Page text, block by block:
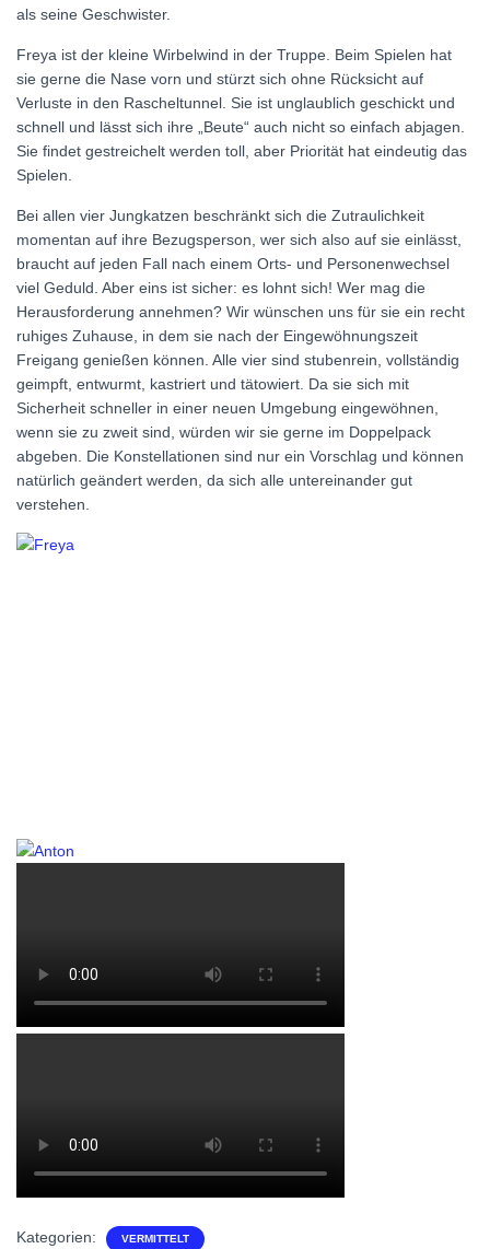
als seine Geschwister.
Freya ist der kleine Wirbelwind in der Truppe. Beim Spielen hat
sie gerne die Nase vorn und stürzt sich ohne Rücksicht auf
Verluste in den Rascheltunnel. Sie ist unglaublich geschickt und
schnell und lässt sich ihre „Beute“ auch nicht so einfach abjagen.
Sie findet gestreichelt werden toll, aber Priorität hat eindeutig das
Spielen.
Bei allen vier Jungkatzen beschränkt sich die Zutraulichkeit
momentan auf ihre Bezugsperson, wer sich also auf sie einlässt,
braucht auf jeden Fall nach einem Orts- und Personenwechsel
viel Geduld. Aber eins ist sicher: es lohnt sich! Wer mag die
Herausforderung annehmen? Wir wünschen uns für sie ein recht
ruhiges Zuhause, in dem sie nach der Eingewöhnungszeit
Freigang genießen können. Alle vier sind stubenrein, vollständig
geimpft, entwurmt, kastriert und tätowiert. Da sie sich mit
Sicherheit schneller in einer neuen Umgebung eingewöhnen,
wenn sie zu zweit sind, würden wir sie gerne im Doppelpack
abgeben. Die Konstellationen sind nur ein Vorschlag und können
natürlich geändert werden, da sich alle untereinander gut
verstehen.
Kategorien: VERMITTELT